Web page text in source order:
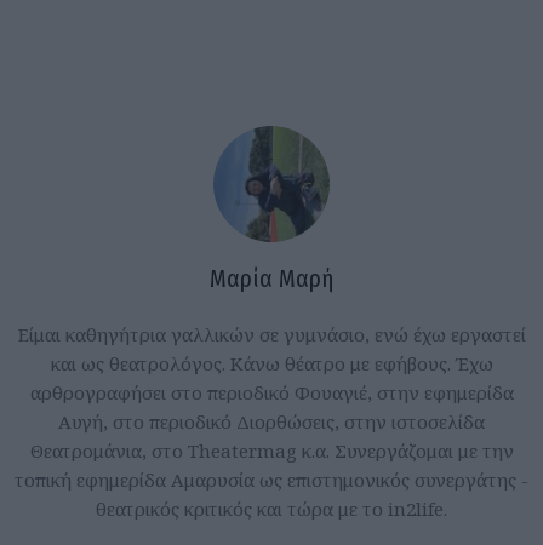
Μαρία Μαρή
Είμαι καθηγήτρια γαλλικών σε γυμνάσιο, ενώ έχω εργαστεί
και ως θεατρολόγος. Κάνω θέατρο με εφήβους. Έχω
αρθρογραφήσει στο περιοδικό Φουαγιέ, στην εφημερίδα
Αυγή, στο περιοδικό Διορθώσεις, στην ιστοσελίδα
Θεατρομάνια, στο Theatermag κ.α. Συνεργάζομαι με την
τοπική εφημερίδα Αμαρυσία ως επιστημονικός συνεργάτης -
θεατρικός κριτικός και τώρα με το in2life.